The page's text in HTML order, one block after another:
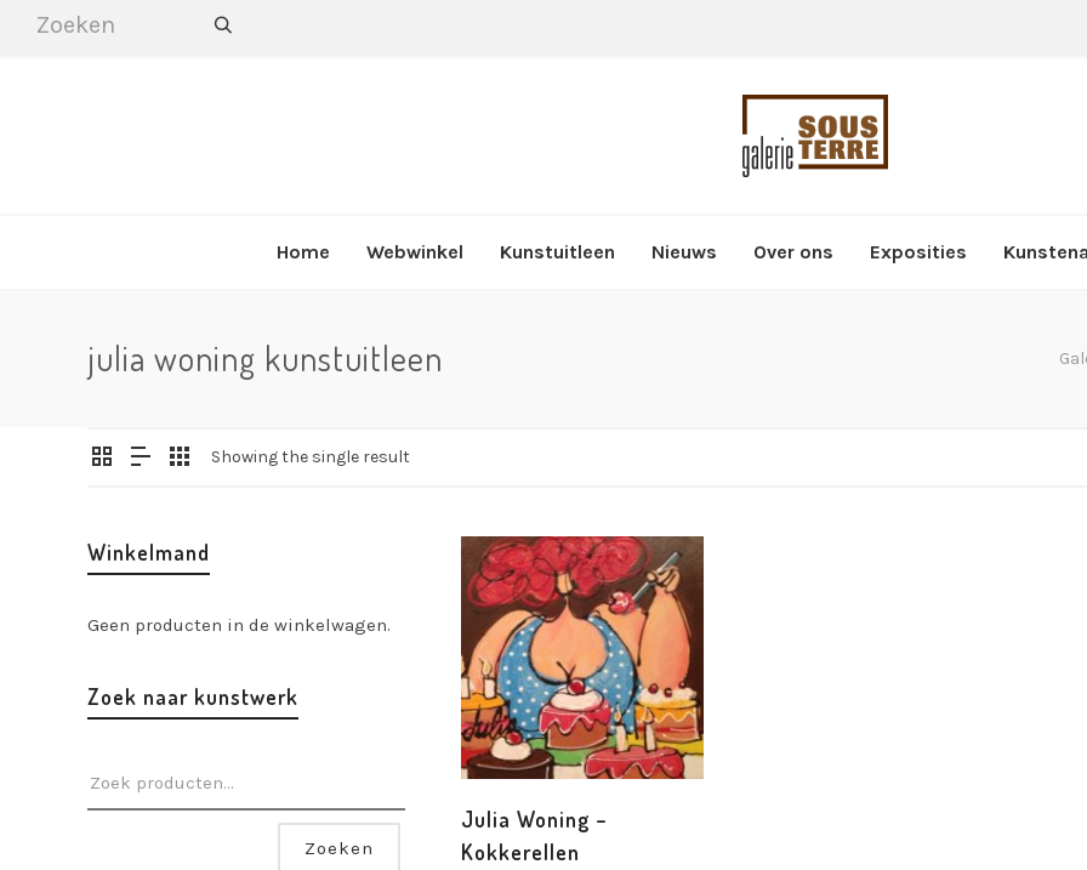
Home Webwinkel Kunstuitleen Nieuws Over ons Exposities
julia woning kunstuitleen
Showing the single result
Julia Woning –
Kokkerellen
Winkelmand
Geen producten in de winkelwagen.
Zoek naar kunstwerk
Zoeken